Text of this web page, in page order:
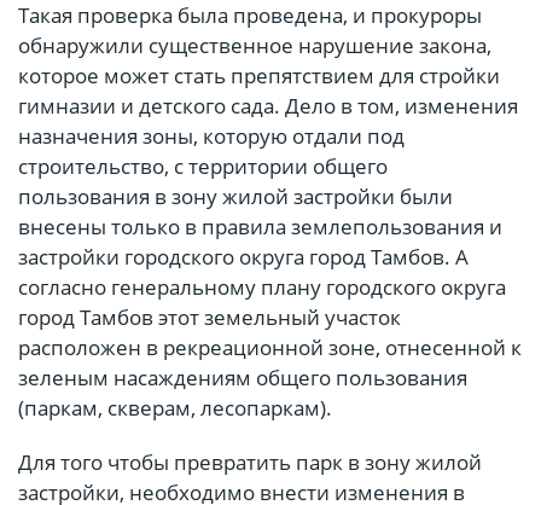
Такая проверка была проведена, и прокуроры
обнаружили существенное нарушение закона,
которое может стать препятствием для стройки
гимназии и детского сада. Дело в том, изменения
назначения зоны, которую отдали под
строительство, с территории общего
пользования в зону жилой застройки были
внесены только в правила землепользования и
застройки городского округа город Тамбов. А
согласно генеральному плану городского округа
город Тамбов этот земельный участок
расположен в рекреационной зоне, отнесенной к
зеленым насаждениям общего пользования
(паркам, скверам, лесопаркам).
Для того чтобы превратить парк в зону жилой
застройки, необходимо внести изменения в